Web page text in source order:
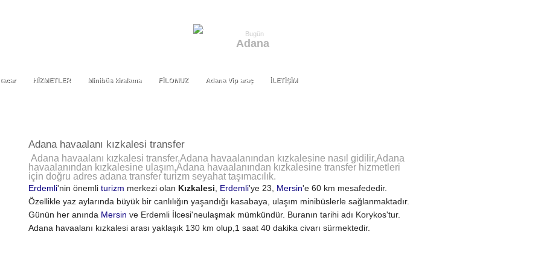
HİZMETLER
HİZMETLER Minibüs kiralama
Minibüs kiralama FİLOMUZ
FİLOMUZ Adana Vip araç
Adana Vip araç İLETİŞİM
İLETİŞİM
Bugün
Adana
Adana havaalanı kızkalesi transfer
Adana havaalanı kızkalesi transfer,Adana havaalanından kızkalesine nasıl gidilir,Adana
havaalanından kızkalesine ulaşım,Adana havaalanından kızkalesine transfer hizmetleri
için doğru adres adana transfer turizm seyahat taşımacılık.
Erdemli'nin önemli turizm merkezi olan Kızkalesi Erdemli'ye 23, Mersin'e 60 km mesafededir.
Özellikle yaz aylarında büyük bir canlılığın yaşandığı kasabaya, ulaşım minibüslerle sağlanmaktadır.
Günün her anında Mersin ve Erdemli İlcesi'neulaşmak mümkündür. Buranın tarihi adı Korykos'tur.
Adana havaalanı kızkalesi arası yaklaşık 130 km olup,1 saat 40 dakika civarı sürmektedir.